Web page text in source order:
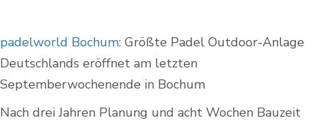
padelworld Bochum: Größte Padel Outdoor-Anlage
Deutschlands eröffnet am letzten
Septemberwochenende in Bochum
Nach drei Jahren Planung und acht Wochen Bauzeit